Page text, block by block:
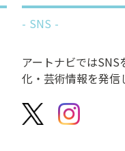
SNS
アートナビでは
化・芸術情報を発信